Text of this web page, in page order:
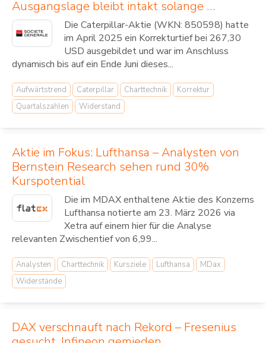
Ausgangslage bleibt intakt solange …
Die Caterpillar-Aktie (WKN: 850598) hatte
im April 2025 ein Korrekturtief bei 267,30
USD ausgebildet und war im Anschluss
dynamisch bis auf ein Ende Juni dieses...
Aufwärtstrend Caterpillar Charttechnik
Korrektur
Quartalszahlen
Widerstand
Aktie im Fokus: Lufthansa – Analysten von
Bernstein Research sehen rund 30%
Kurspotential
Die im MDAX enthaltene Aktie des Konzerns
Lufthansa notierte am 23. März 2026 via
Xetra auf einem hier für die Analyse
relevanten Zwischentief von 6,99...
Analysten Charttechnik Kursziele Lufthansa
MDax
Widerstände
DAX verschnauft nach Rekord – Fresenius